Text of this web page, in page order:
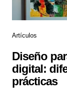
Artículos
Diseño
digital:
prácticas